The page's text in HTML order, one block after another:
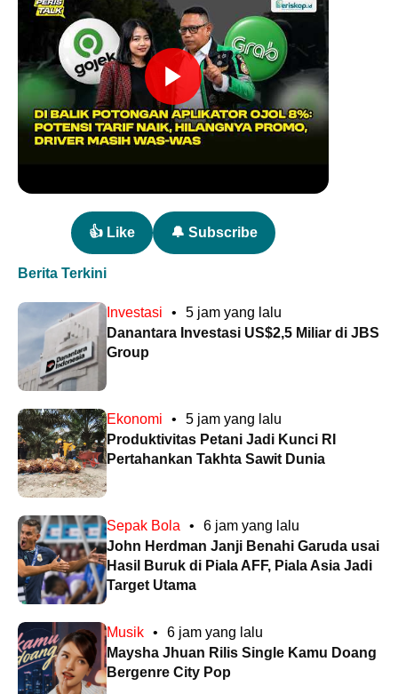
👍 Like 🔔 Subscribe
Berita Terkini
Investasi •
5 jam yang lalu
Danantara Investasi US$2,5 Miliar di JBS
Group
Ekonomi •
5 jam yang lalu
Produktivitas Petani Jadi Kunci RI
Pertahankan Takhta Sawit Dunia
Sepak Bola •
6 jam yang lalu
John Herdman Janji Benahi Garuda usai
Hasil Buruk di Piala AFF, Piala Asia Jadi
Target Utama
Musik •
6 jam yang lalu
Maysha Jhuan Rilis Single Kamu Doang
Bergenre City Pop